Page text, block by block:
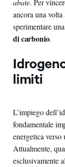
abate. Per
ancora una
sperimentare
di carbonio.
limiti
L’impiego
fondamentale
energetica verso
Attualmente,
esclusivamente